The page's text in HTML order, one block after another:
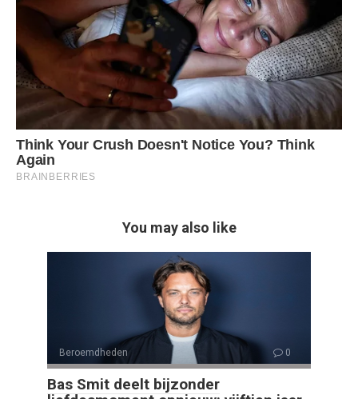
You may also like
Beroemdheden 0
Bas Smit deelt bijzonder